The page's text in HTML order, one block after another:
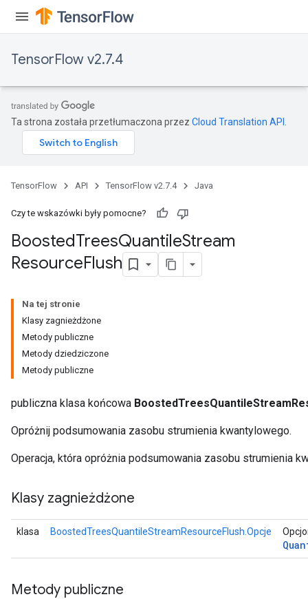
TensorFlow v2.7.4
Ta strona została przetłumaczona przez Cloud Translation API
TensorFlow API TensorFlow v2.7.4 Java
Czy te wskazówki były pomocne?
BoostedTreesQuantileStream
ResourceFlush
Na tej stronie
Klasy zagnieżdżone
Metody publiczne
Metody dziedziczone
Metody publiczne
publiczna klasa końcowa
Opróżnij podsumowania zasobu strumienia kwantylowego.
Operacja, która opróżnia podsumowania zasobu strumienia
Klasy zagnieżdżone
klasa BoostedTreesQuantileStreamResourceFlush.Opcje
Metody publiczne